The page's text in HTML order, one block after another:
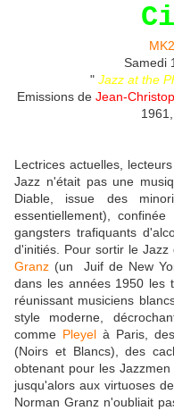
Samedi
" Jazz at the
Emissions de Jean-
Lectrices actuelles,
Jazz n'était pas une
Diable, issue des
essentiellement),
gangsters trafiquants
d'initiés. Pour sortir le
Granz (un Juif de New
dans les années 1950 les
réunissant musiciens
style moderne,
comme Pleyelà Paris,
(Noirs et Blancs), des
obtenant pour les
jusqu'alors aux virtuoses
Norman Granz n'oubliait